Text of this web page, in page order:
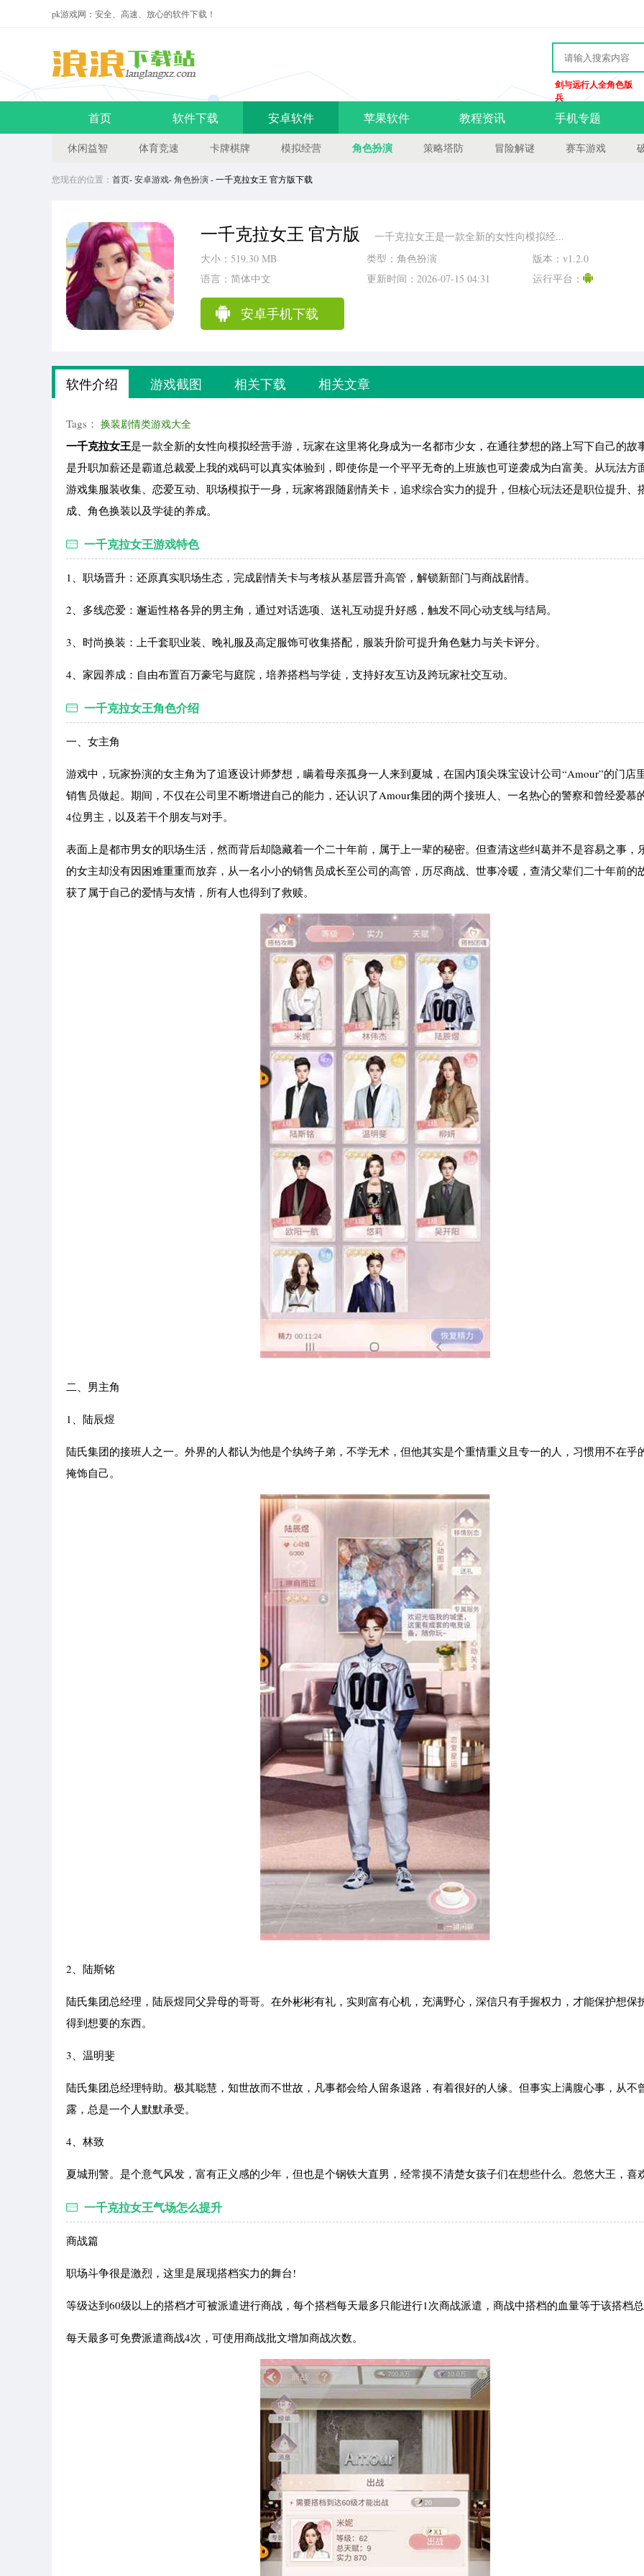
pk游戏网：安全、高速、放心的软件下载！
剑与远行人全角色版
兵
首页 软件下载 安卓软件 苹果软件 教程资讯 手机专题
休闲益智 体育竞速 卡牌棋牌 模拟经营 角色扮演 策略塔防 冒险解谜 赛车游戏
您现在的位置： 首页-安卓游戏-角色扮演- 一千克拉女王 官方版下载
一千克拉女王 官方版
一千克拉女王是一款全新的女性向模拟经...
大小：519.30 MB
类型：角色扮演
版本：v1.2.0
语言：简体中文
更新时间：2026-07-15 04:31 运行平台：
安卓手机下载
软件介绍 游戏截图 相关下载 相关文章
Tags： 换装剧情类游戏大全
一千克拉女王是一款全新的女性向模拟经营手游，玩家在这里将化身成为一名都市少女，在通往梦想的路上写下自己的故
是升职加薪还是霸道总裁爱上我的戏码可以真实体验到，即使你是一个平平无奇的上班族也可逆袭成为白富美。从玩法方
游戏集服装收集、恋爱互动、职场模拟于一身，玩家将跟随剧情关卡，追求综合实力的提升，但核心玩法还是职位提升、
成、角色换装以及学徒的养成。
一千克拉女王游戏特色
1、职场晋升：还原真实职场生态，完成剧情关卡与考核从基层晋升高管，解锁新部门与商战剧情。
2、多线恋爱：邂逅性格各异的男主角，通过对话选项、送礼互动提升好感，触发不同心动支线与结局。
3、时尚换装：上千套职业装、晚礼服及高定服饰可收集搭配，服装升阶可提升角色魅力与关卡评分。
4、家园养成：自由布置百万豪宅与庭院，培养搭档与学徒，支持好友互访及跨玩家社交互动。
一千克拉女王角色介绍
一、女主角
游戏中，玩家扮演的女主角为了追逐设计师梦想，瞒着母亲孤身一人来到夏城，在国内顶尖珠宝设计公司“Amour”的门店
销售员做起。期间，不仅在公司里不断增进自己的能力，还认识了Amour集团的两个接班人、一名热心的警察和曾经爱慕
4位男主，以及若干个朋友与对手。
表面上是都市男女的职场生活，然而背后却隐藏着一个二十年前，属于上一辈的秘密。但查清这些纠葛并不是容易之事，
的女主却没有因困难重重而放弃，从一名小小的销售员成长至公司的高管，历尽商战、世事冷暖，查清父辈们二十年前的
获了属于自己的爱情与友情，所有人也得到了救赎。
二、男主角
1、陆辰煜
陆氏集团的接班人之一。外界的人都认为他是个纨绔子弟，不学无术，但他其实是个重情重义且专一的人，习惯用不在乎
掩饰自己。
2、陆斯铭
陆氏集团总经理，陆辰煜同父异母的哥哥。在外彬彬有礼，实则富有心机，充满野心，深信只有手握权力，才能保护想保
得到想要的东西。
3、温明斐
陆氏集团总经理特助。极其聪慧，知世故而不世故，凡事都会给人留条退路，有着很好的人缘。但事实上满腹心事，从不
露，总是一个人默默承受。
4、林致
夏城刑警。是个意气风发，富有正义感的少年，但也是个钢铁大直男，经常摸不清楚女孩子们在想些什么。忽悠大王，喜
一千克拉女王气场怎么提升
商战篇
职场斗争很是激烈，这里是展现搭档实力的舞台!
等级达到60级以上的搭档才可被派遣进行商战，每个搭档每天最多只能进行1次商战派遣，商战中搭档的血量等于该搭档
每天最多可免费派遣商战4次，可使用商战批文增加商战次数。